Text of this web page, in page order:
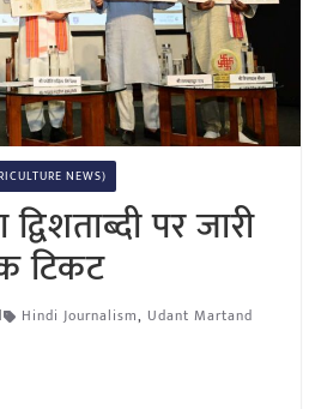
NEWS)
द्विशताब्दी पर जारी
टिकट
Hindi Journalism, Udant Martand